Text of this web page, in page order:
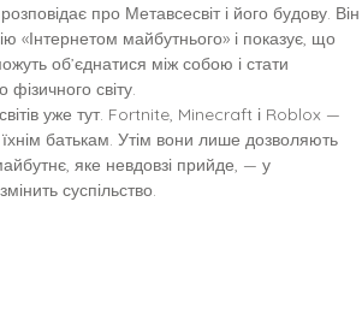
про Метавсесвіт і його будову. Він
«Інтернетом майбутнього» і показує, що
об’єднатися між собою і стати
світу.
світів уже тут. Fortnite, Minecraft і Roblox —
їхнім батькам. Утім вони лише дозволяють
яке невдовзі прийде, — у
суспільство.